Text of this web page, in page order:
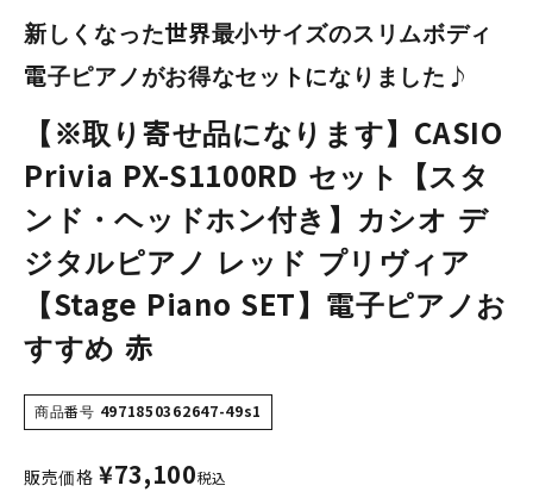
新しくなった世界最小サイズのスリムボディ
電子ピアノがお得なセットになりました♪
【※取り寄せ品になります】CASIO
Privia PX-S1100RD セット【スタ
ンド・ヘッドホン付き】カシオ デ
ジタルピアノ レッド プリヴィア
【Stage Piano SET】電子ピアノお
すすめ 赤
商品番号 4971850362647-49s1
販売価格 ¥73,100税込